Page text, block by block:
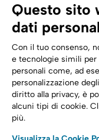
Trasformazione digitale
Energia
Telecomunicazioni
Questo sito
dati
Con il tuo consenso,
e tecnologie simili per
personali come, ad
personalizzazione
diritto alla privacy, è
alcuni tipi di cookie.
più.